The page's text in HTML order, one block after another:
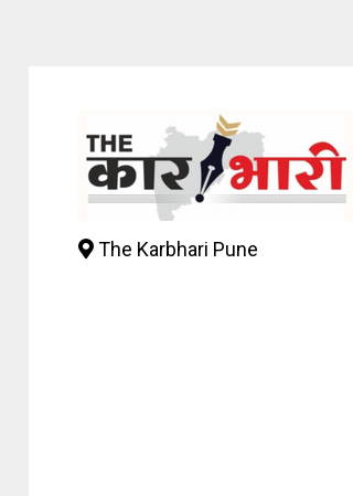
The Karbhari Pune